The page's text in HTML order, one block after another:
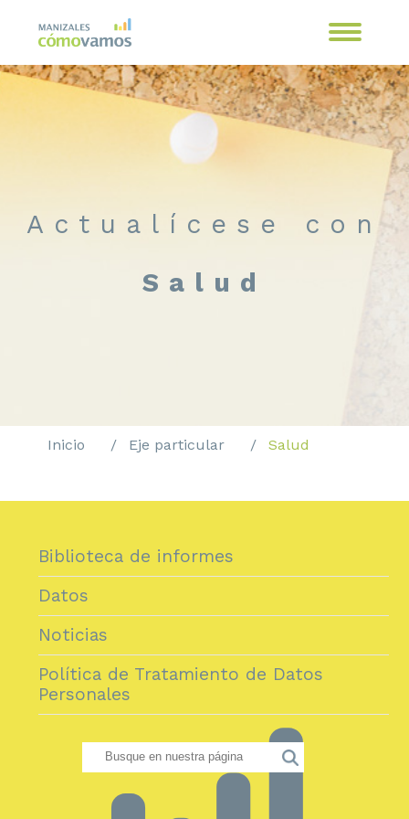
Actualícese con
Salud
Inicio Eje particular Salud
Biblioteca de informes
Datos
Noticias
Política de Tratamiento de Datos
Personales